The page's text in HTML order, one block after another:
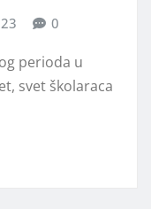
0
perioda u
svet školaraca